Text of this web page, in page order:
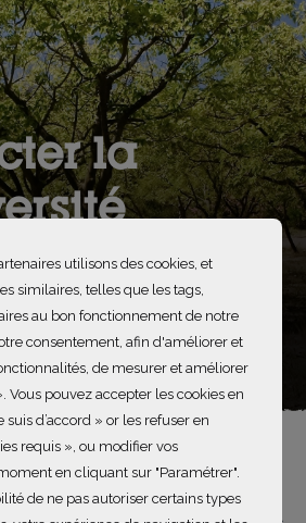
la
préservés
utilisons des cookies, et
similaires, telles que les tags,
au bon fonctionnement de notre
consentement, afin d'améliorer et
de mesurer et améliorer
Vous pouvez accepter les cookies en
d’accord » or les refuser en
requis », ou modifier vos
en cliquant sur "Paramétrer".
de ne pas autoriser certains types